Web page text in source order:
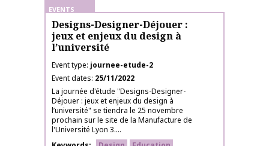
EVENTS
Designs-Designer-Déjouer :
jeux et enjeux du design à
l’université
Event type journee-etude-2
Event dates 25/11/2022
La journée d'étude "Designs-Designer-
Déjouer : jeux et enjeux du design à
l’université" se tiendra le 25 novembre
prochain sur le site de la Manufacture de
l'Université Lyon 3....